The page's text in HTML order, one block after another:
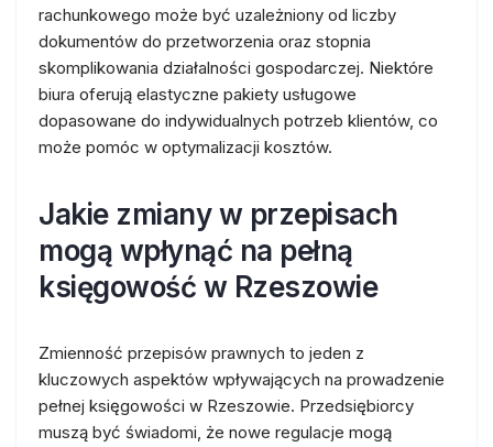
rachunkowego może być uzależniony od liczby
dokumentów do przetworzenia oraz stopnia
skomplikowania działalności gospodarczej. Niektóre
biura oferują elastyczne pakiety usługowe
dopasowane do indywidualnych potrzeb klientów, co
może pomóc w optymalizacji kosztów.
Jakie zmiany w przepisach
mogą wpłynąć na pełną
księgowość w Rzeszowie
Zmienność przepisów prawnych to jeden z
kluczowych aspektów wpływających na prowadzenie
pełnej księgowości w Rzeszowie. Przedsiębiorcy
muszą być świadomi, że nowe regulacje mogą